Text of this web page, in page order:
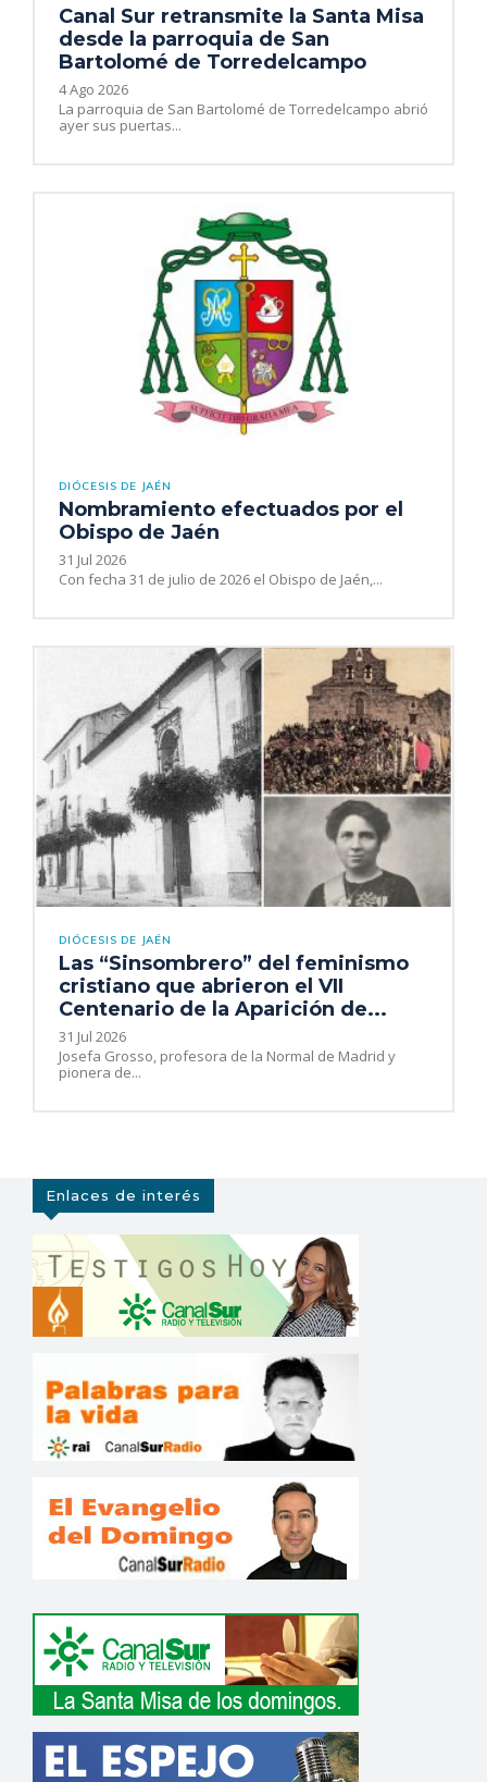
Canal Sur retransmite la Santa Misa
desde la parroquia de San
Bartolomé de Torredelcampo
4 Ago 2026
La parroquia de San Bartolomé de Torredelcampo abrió
ayer sus puertas...
DIÓCESIS DE JAÉN
Nombramiento efectuados por el
Obispo de Jaén
31 Jul 2026
Con fecha 31 de julio de 2026 el Obispo de Jaén,...
DIÓCESIS DE JAÉN
Las “Sinsombrero” del feminismo
cristiano que abrieron el VII
Centenario de la Aparición de...
31 Jul 2026
Josefa Grosso, profesora de la Normal de Madrid y
pionera de...
Enlaces de interés